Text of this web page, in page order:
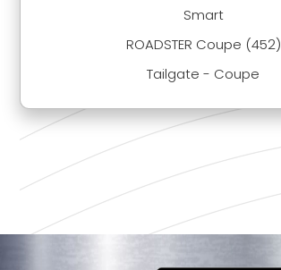
Smart
ROADSTER Coupe (452)
Tailgate - Coupe